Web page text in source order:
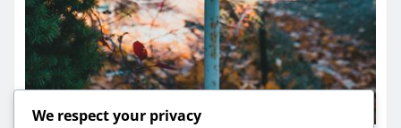
We respect your privacy